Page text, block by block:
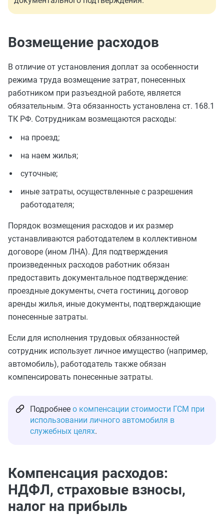
Возмещение расходов
В отличие от установления доплат за особенности
режима труда возмещение затрат, понесенных
работником при разъездной работе, является
обязательным. Эта обязанность установлена ст. 168.1
ТК РФ. Сотрудникам возмещаются расходы:
на проезд;
на наем жилья;
суточные;
иные затраты, осуществленные с разрешения
работодателя;
Порядок возмещения расходов и их размер
устанавливаются работодателем в коллективном
договоре (ином ЛНА). Для подтверждения
произведенных расходов работник обязан
предоставить документальное подтверждение:
проездные документы, счета гостиниц, договор
аренды жилья, иные документы, подтверждающие
понесенные затраты.
Если для исполнения трудовых обязанностей
сотрудник использует личное имущество (например,
автомобиль), работодатель также обязан
компенсировать понесенные затраты.
Подробнее о компенсации стоимости ГСМ при
использовании личного автомобиля в
служебных целях.
Компенсация расходов:
НДФЛ, страховые взносы,
налог на прибыль